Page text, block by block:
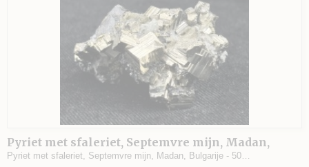
Pyriet met sfaleriet, Septemvre mijn, Madan,
Bulgarije - 50 gram - 4 x 3,5 x 2,5 cm.
Pyriet met sfaleriet, Septemvre mijn, Madan, Bulgarije - 50…